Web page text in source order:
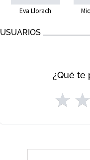
Eva Llorach
USUARIOS
¿Qué te